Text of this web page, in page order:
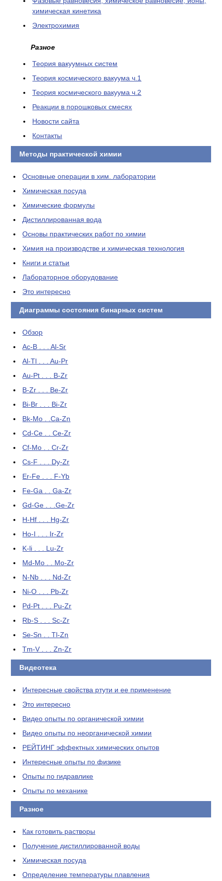
химическая кинетика
Электрохимия
Разное
Теория вакуумных систем
Теория космического вакуума ч.1
Теория космического вакуума ч.2
Реакции в порошковых смесях
Новости сайта
Контакты
Методы практической химии
Основные операции в хим. лаборатории
Химическая посуда
Химические формулы
Дистиллированная вода
Основы практических работ по химии
Химия на производстве и химическая технология
Книги и статьи
Лабораторное оборудование
Это интересно
Диаграммы состояния бинарных систем
Обзор
Ac-B . . . Al-Sr
Al-Tl . . . Au-Pr
Au-Pt . . . B-Zr
B-Zr . . . Be-Zr
Bi-Br . . . Bi-Zr
Bk-Mo . .Ca-Zn
Cd-Ce . . Ce-Zr
Cf-Mo . . Cr-Zr
Cs-F . . . Dy-Zr
Er-Fe . . . F-Yb
Fe-Ga . . Ga-Zr
Gd-Ge . . .Ge-Zr
H-Hf . . . Hg-Zr
Ho-I . . . Ir-Zr
K-li . . . Lu-Zr
Md-Mo . . Mo-Zr
N-Nb . . . Nd-Zr
Ni-O . . . Pb-Zr
Pd-Pt . . . Pu-Zr
Rb-S . . . Sc-Zr
Se-Sn . . Tl-Zn
Tm-V . . . Zn-Zr
Видеотека
Интересные свойства ртути и ее применение
Это интересно
Видео опыты по органической химии
Видео опыты по неорганической химии
РЕЙТИНГ эффектных химических опытов
Интересные опыты по физике
Опыты по гидравлике
Опыты по механике
Разное
Как готовить растворы
Получение дистиллированной воды
Химическая посуда
Определение температуры плавления